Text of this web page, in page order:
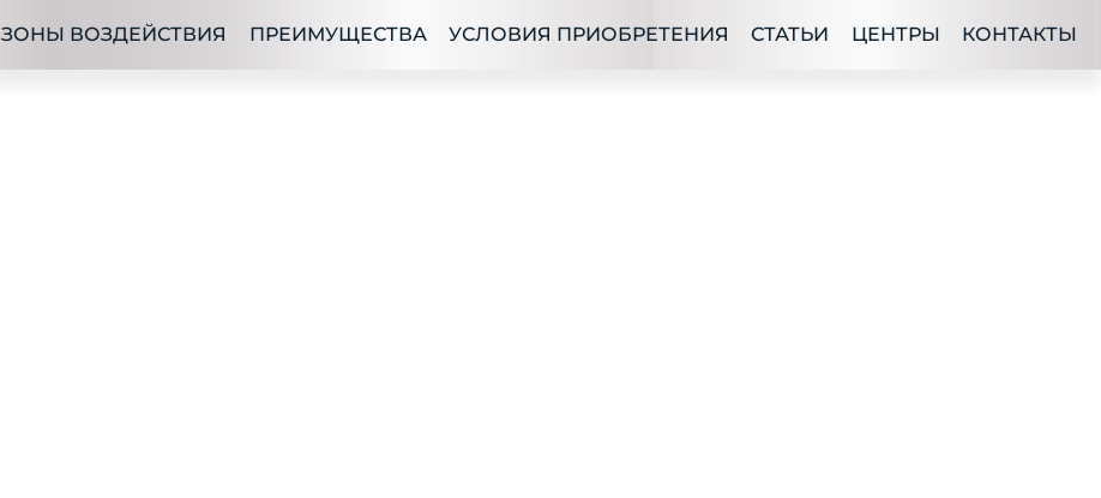
ЗОНЫ ВОЗДЕЙСТВИЯ ПРЕИМУЩЕСТВА УСЛОВИЯ ПРИОБРЕТЕНИЯ СТАТЬИ ЦЕНТРЫ КОНТАКТЫ